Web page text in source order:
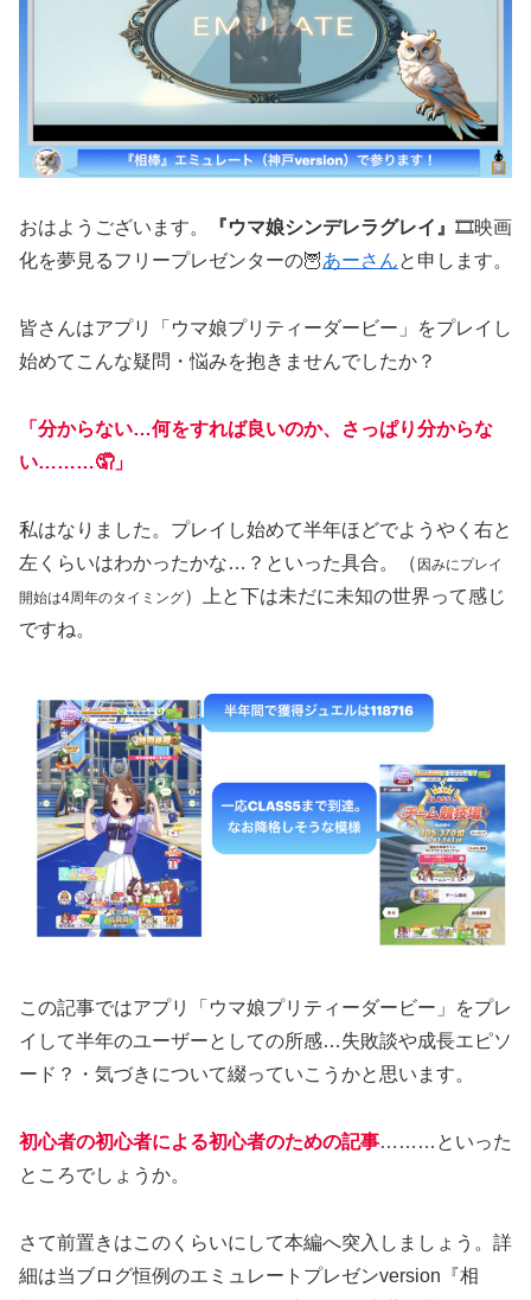
おはようございます。 『ウマ娘シンデレラグレイ』 🎞️映画
化を夢見るフリープレゼンターの🦉あーさんと申します。
皆さんはアプリ「ウマ娘プリティーダービー」をプレイし
始めてこんな疑問・悩みを抱きませんでしたか？
「分からない…何をすれば良いのか、さっぱり分からな
い………🤦」
私はなりました。プレイし始めて半年ほどでようやく右と
左くらいはわかったかな…？といった具合。（ 因みにプレイ
開始は4周年のタイミング）上と下は未だに未知の世界って感じ
ですね。
この記事ではアプリ「ウマ娘プリティーダービー」をプレ
イして半年のユーザーとしての所感…失敗談や成長エピソ
ード？・気づきについて綴っていこうかと思います。
初心者の初心者による初心者のための記事………といった
ところでしょうか。
さて前置きはこのくらいにして本編へ突入しましょう。詳
細は当ブログ恒例のエミュレートプレゼンversion『相